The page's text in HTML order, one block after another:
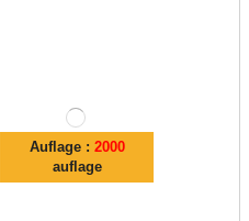
Auflage : 2000
auflage